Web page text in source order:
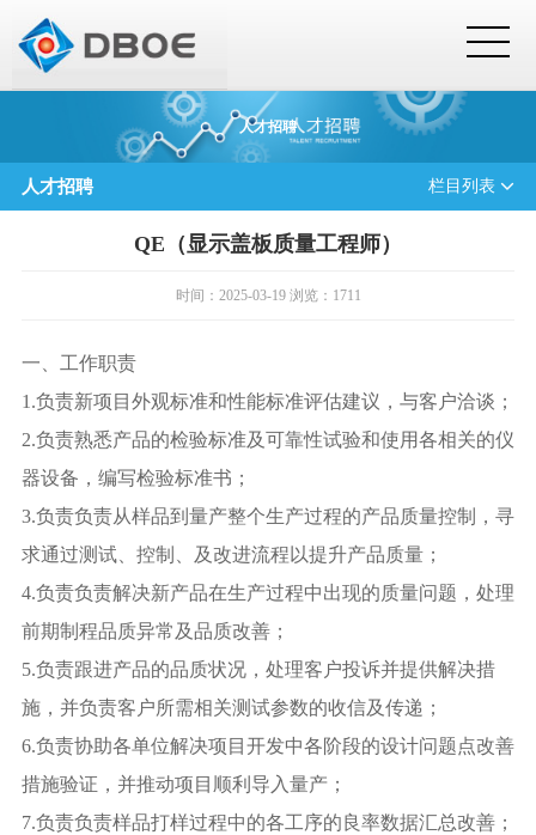
人才招聘
人才招聘 栏目列表
QE（显示盖板质量工程师）
时间：2025-03-19 浏览：1711
一、工作职责
1.负责新项目外观标准和性能标准评估建议，与客户洽谈；
2.负责熟悉产品的检验标准及可靠性试验和使用各相关的仪
器设备，编写检验标准书；
3.负责负责从样品到量产整个生产过程的产品质量控制，寻
求通过测试、控制、及改进流程以提升产品质量；
4.负责负责解决新产品在生产过程中出现的质量问题，处理
前期制程品质异常及品质改善；
5.负责跟进产品的品质状况，处理客户投诉并提供解决措
施，并负责客户所需相关测试参数的收信及传递；
6.负责协助各单位解决项目开发中各阶段的设计问题点改善
措施验证，并推动项目顺利导入量产；
7.负责负责样品打样过程中的各工序的良率数据汇总改善；